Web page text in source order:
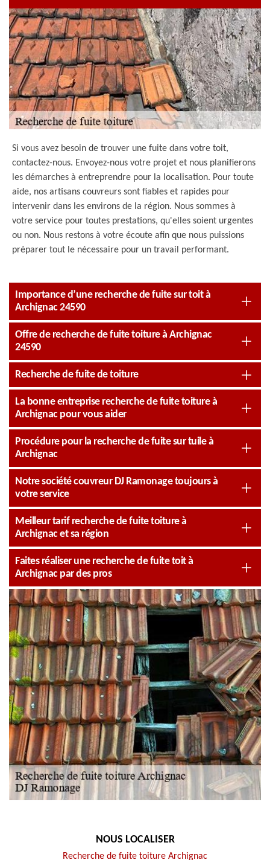
Si vous avez besoin de trouver une fuite dans votre toit,
contactez-nous. Envoyez-nous votre projet et nous planifierons
les démarches à entreprendre pour la localisation. Pour toute
aide, nos artisans couvreurs sont fiables et rapides pour
intervenir dans les environs de la région. Nous sommes à
votre service pour toutes prestations, qu'elles soient urgentes
ou non. Nous restons à votre écoute afin que nous puissions
préparer tout le nécessaire pour un travail performant.
Importance d’une recherche de fuite sur toit à
Archignac 24590
Offre de recherche de fuite toiture à Archignac
24590
Recherche de fuite de toiture
La bonne entreprise recherche de fuite toiture à
Archignac pour vous aider
Procédure pour la recherche de fuite sur tuile à
Archignac
Notre société couvreur DJ Ramonage toujours à
votre service
Meilleur tarif recherche de fuite toiture à
Archignac et sa région
Faites réaliser une recherche de fuite toit à
Archignac par des pros
NOUS LOCALISER
Recherche de fuite toiture Archignac